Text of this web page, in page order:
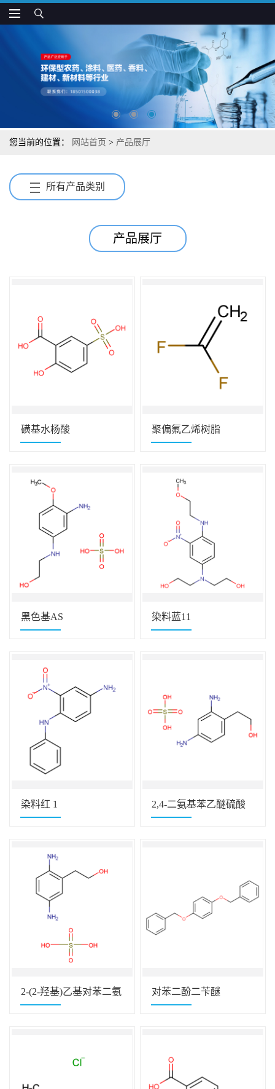
您当前的位置： 网站首页 > 产品展厅
所有产品类别
产品展厅
磺基水杨酸 聚偏氟乙烯树脂
黑色基AS 染料蓝11
染料红 1
2,4-二氨基苯乙醚硫酸
2-(2-羟基)乙基对苯二氨
对苯二酚二苄醚